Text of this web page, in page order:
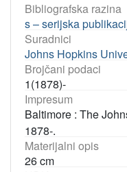
Bibliografska razina
s – serijska
Suradnici
Johns Hopkins
Brojčani podaci
1(1878)-
Impresum
Baltimore : The
1878-.
Materijalni opis
26 cm